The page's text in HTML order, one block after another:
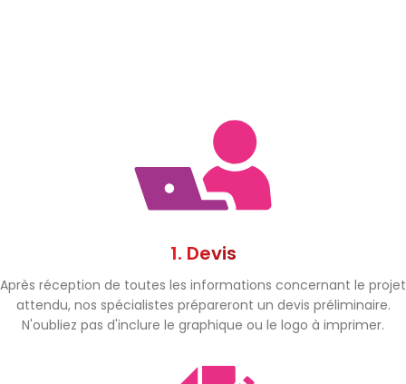
1. Devis
Après réception de toutes les informations concernant le projet
attendu, nos spécialistes prépareront un devis préliminaire.
N'oubliez pas d'inclure le graphique ou le logo à imprimer.